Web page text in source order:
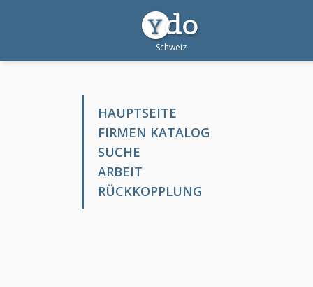
HAUPTSEITE
FIRMEN KATALOG
SUCHE
ARBEIT
RÜCKKOPPLUNG